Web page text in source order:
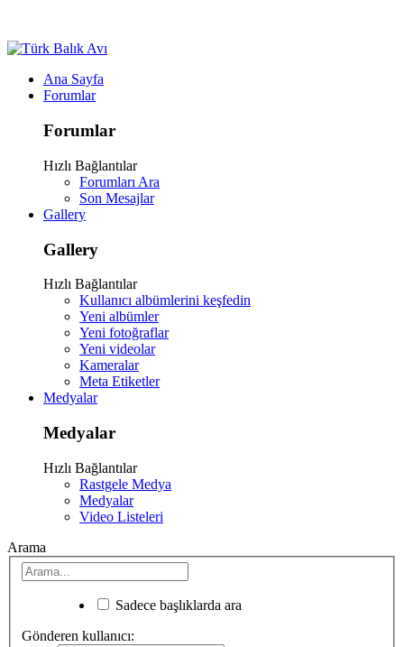
Ana Sayfa
Forumlar
Forumlar
Hızlı Bağlantılar
Forumları Ara
Son Mesajlar
Gallery
Gallery
Hızlı Bağlantılar
Kullanıcı albümlerini keşfedin
Yeni albümler
Yeni fotoğraflar
Yeni videolar
Kameralar
Meta Etiketler
Medyalar
Medyalar
Hızlı Bağlantılar
Rastgele Medya
Medyalar
Video Listeleri
Arama
Sadece başlıklarda ara
Gönderen kullanıcı: